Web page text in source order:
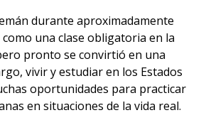
durante aproximadamente
una clase obligatoria en la
pronto se convirtió en una
vivir y estudiar en los Estados
oportunidades para practicar
en situaciones de la vida real.